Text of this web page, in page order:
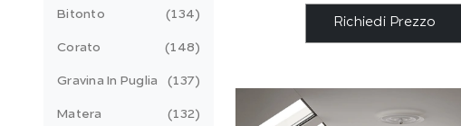
Richiedi Prezzo
Bitonto 134
Corato 148
Gravina In Puglia 137
Matera 132